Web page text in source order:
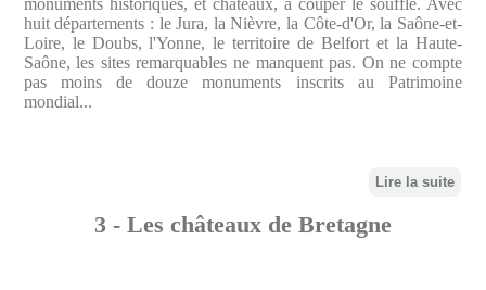
monuments historiques, et châteaux, à couper le souffle. Avec
huit départements : le Jura, la Nièvre, la Côte-d'Or, la Saône-et-
Loire, le Doubs, l'Yonne, le territoire de Belfort et la Haute-
Saône, les sites remarquables ne manquent pas. On ne compte
pas moins de douze monuments inscrits au Patrimoine
mondial...
Lire la suite
3 - Les châteaux de Bretagne